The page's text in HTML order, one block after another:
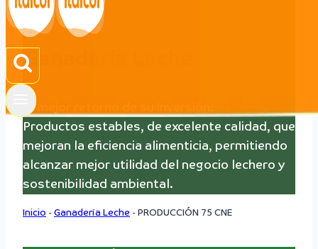
LÍNEA
Ganadería Leche
El mejor retorno de su inversión:
Productos estables, de excelente calidad, que
mejoran la eficiencia alimenticia, permitiendo
alcanzar mejor utilidad del negocio lechero y
sostenibilidad ambiental.
Inicio - Ganadería Leche - PRODUCCIÓN 75 CNE